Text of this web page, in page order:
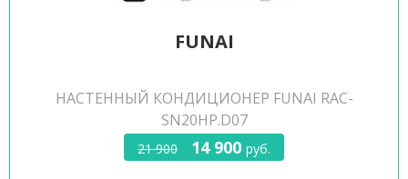
FUNAI
НАСТЕННЫЙ КОНДИЦИОНЕР FUNAI RAC-
SN20HP.D07
21 900 14 900 руб.